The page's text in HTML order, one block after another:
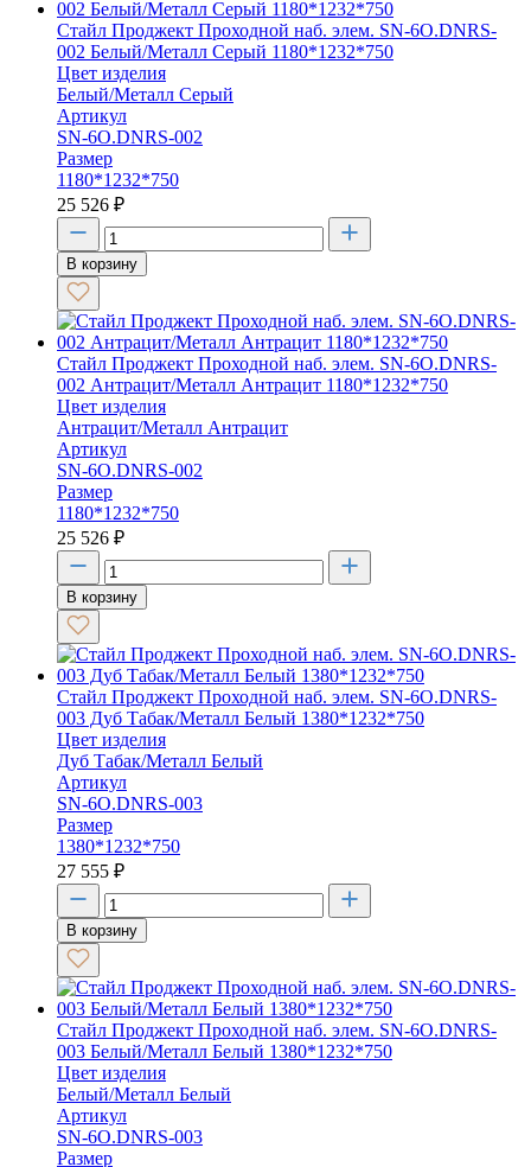
Стайл Проджект Проходной наб. элем. SN-6O.DNRS-
002 Белый/Металл Серый 1180*1232*750
Цвет изделия
Белый/Металл Серый
Артикул
SN-6O.DNRS-002
Размер
1180*1232*750
25 526 ₽
В корзину
Стайл Проджект Проходной наб. элем. SN-6O.DNRS-
002 Антрацит/Металл Антрацит 1180*1232*750
Цвет изделия
Антрацит/Металл Антрацит
Артикул
SN-6O.DNRS-002
Размер
1180*1232*750
25 526 ₽
В корзину
Стайл Проджект Проходной наб. элем. SN-6O.DNRS-
003 Дуб Табак/Металл Белый 1380*1232*750
Цвет изделия
Дуб Табак/Металл Белый
Артикул
SN-6O.DNRS-003
Размер
1380*1232*750
27 555 ₽
В корзину
Стайл Проджект Проходной наб. элем. SN-6O.DNRS-
003 Белый/Металл Белый 1380*1232*750
Цвет изделия
Белый/Металл Белый
Артикул
SN-6O.DNRS-003
Размер